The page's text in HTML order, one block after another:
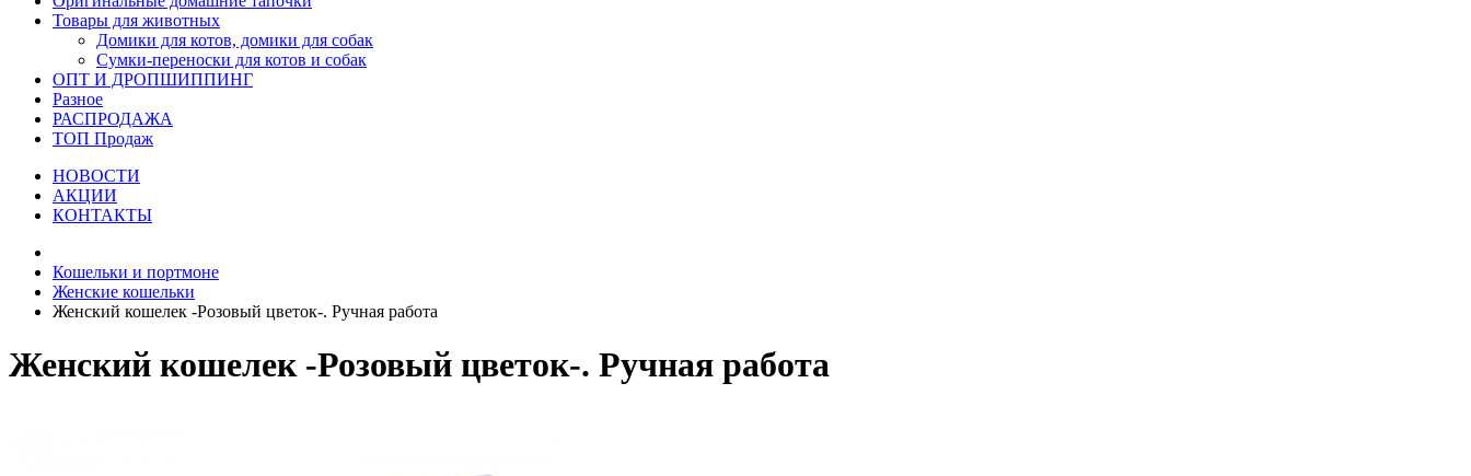
Товары для животных
Домики для котов, домики для собак
Сумки-переноски для котов и собак
ОПТ И ДРОПШИППИНГ
Разное
РАСПРОДАЖА
ТОП Продаж
НОВОСТИ
АКЦИИ
КОНТАКТЫ
Кошельки и портмоне
Женские кошельки
Женский кошелек -Розовый цветок-. Ручная работа
Женский кошелек -Розовый цветок-. Ручная работа